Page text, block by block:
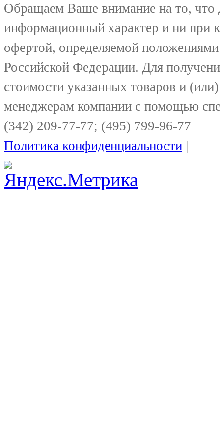
Обращаем Ваше внимание на то, что
информационный характер и ни при
офертой, определяемой
Российской Федерации. Для
стоимости указанных товаров и
менеджерам компании с помощью
(342) 209-77-77; (495) 799-96-77
Политика конфиденциальности |